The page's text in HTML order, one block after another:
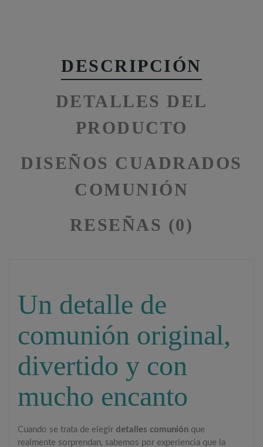
DESCRIPCIÓN
DETALLES DEL
PRODUCTO
DISEÑOS CUADRADOS
COMUNIÓN
RESEÑAS (0)
Un detalle de
comunión original,
divertido y con
mucho encanto
Cuando se trata de elegirdetalles comunión que
realmente sorprendan, sabemos por experiencia que la